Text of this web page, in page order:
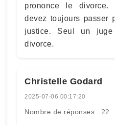
prononce le divorce.
devez toujours passer
justice. Seul un
divorce.
Christelle Godard
2025-07-06 00:17:20
Nombre de réponses : 22